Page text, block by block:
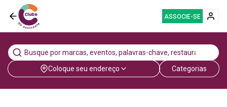
ASSOCIE-SE
Coloque seu endereço Categorias